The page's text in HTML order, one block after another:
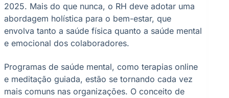
2025. Mais do que nunca, o RH deve adotar uma
abordagem holística para o bem-estar, que
envolva tanto a saúde física quanto a saúde mental
e emocional dos colaboradores.
Programas de saúde mental, como terapias online
e meditação guiada, estão se tornando cada vez
mais comuns nas organizações. O conceito de